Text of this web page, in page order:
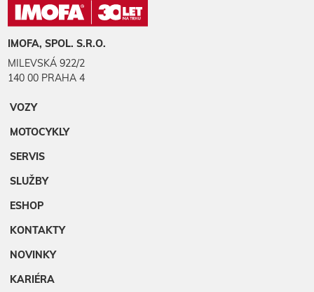
IMOFA, SPOL. S.R.O.
MILEVSKÁ 922/2
140 00 PRAHA 4
VOZY
MOTOCYKLY
SERVIS
SLUŽBY
ESHOP
KONTAKTY
NOVINKY
KARIÉRA